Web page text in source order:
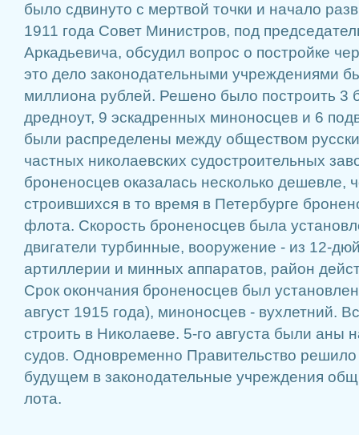
было сдвинуто с мертвой точки и начало
1911 года Совет Министров, под
Аркадьевича, обсудил вопрос о постройке
это дело законодательными учреждениями
миллиона рублей. Решено было построить 3
дредноут, 9 эскадренных миноносцев и 6
были распределены между обществом
частных николаевских судостроительных
броненосцев оказалась несколько дешевле,
строившихся в то время в Петербурге
флота. Скорость броненосцев была
двигатели турбинные, вооружение - из 12-
артиллерии и минных аппаратов, район
Срок окончания броненосцев был
август 1915 года), миноносцев - вухлетний.
строить в Николаеве. 5-го августа были аны
судов. Одновременно Правительство
будущем в законодательные учреждения
лота.